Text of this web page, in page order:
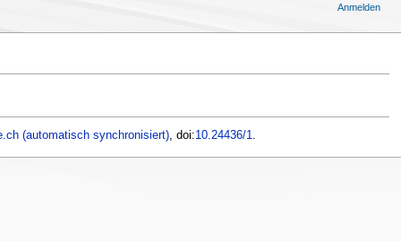
(automatisch synchronisiert), doi:10.24436/1.
Anmelden